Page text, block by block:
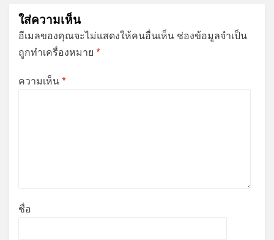
ใส่ความเห็น
อีเมลของคุณจะไม่แสดงให้คนอื่นเห็น ช่องข้อมูลจำเป็น
ถูกทำเครื่องหมาย *
ความเห็น *
ชื่อ